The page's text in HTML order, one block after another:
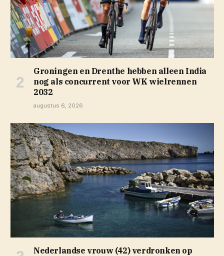
Groningen en Drenthe hebben alleen India
nog als concurrent voor WK wielrennen
2032
augustus 6, 2026
Nederlandse vrouw (42) verdronken op